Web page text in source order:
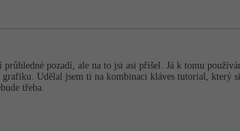
pozadí, ale na to jsi asi přišel. Já k tomu
Udělal jsem ti na kombinaci kláves tutorial, který
třeba.